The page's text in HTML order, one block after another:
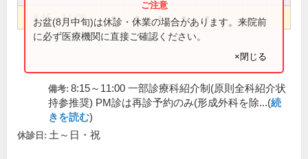
8:15～11:00 ● ● ● ● ●
お盆(8月中旬)は休診・休業の場合があります。来院前
に必ず医療機関に直接ご確認ください。
×閉じる
備考: 8:15～11:00 一部診療科紹介制(原則全科紹介状
持参推奨) PM診は再診予約のみ(形成外科を除...(続
きを読む)
休診日: 土～日・祝